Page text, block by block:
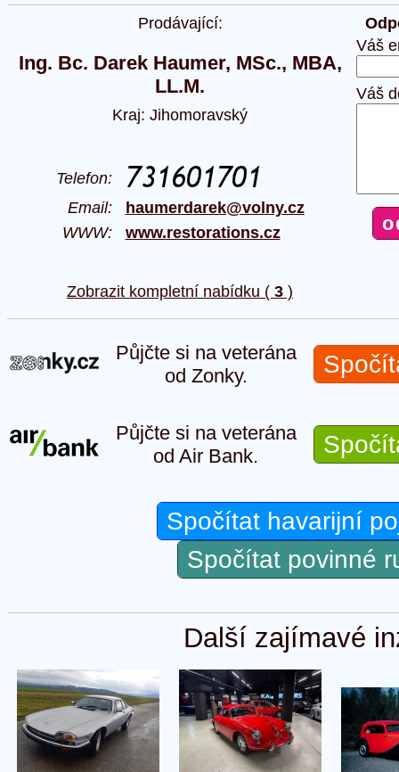
Prodávající:
Ing. Bc. Darek Haumer, MSc., MBA,
LL.M.
Kraj: Jihomoravský
Telefon:
Email: haumerdarek@volny.cz
WWW: www.restorations.cz
Zobrazit kompletní nabídku ( 3 )
Váš
Váš
Půjčte si na veterána
od Zonky.
Půjčte si na veterána
od Air Bank.
Spočítat havarijní
Spočítat povinné
Další zajímavé